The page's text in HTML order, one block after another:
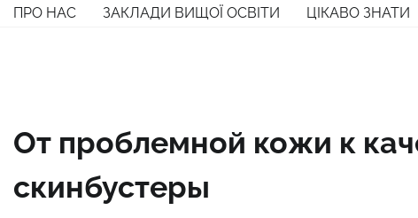
Перейти
ПРО НАС ЗАКЛАДИ ВИЩОЇ ОСВІТИ ЦІКАВО ЗНАТИ
От проблемной кожи к
скинбустеры